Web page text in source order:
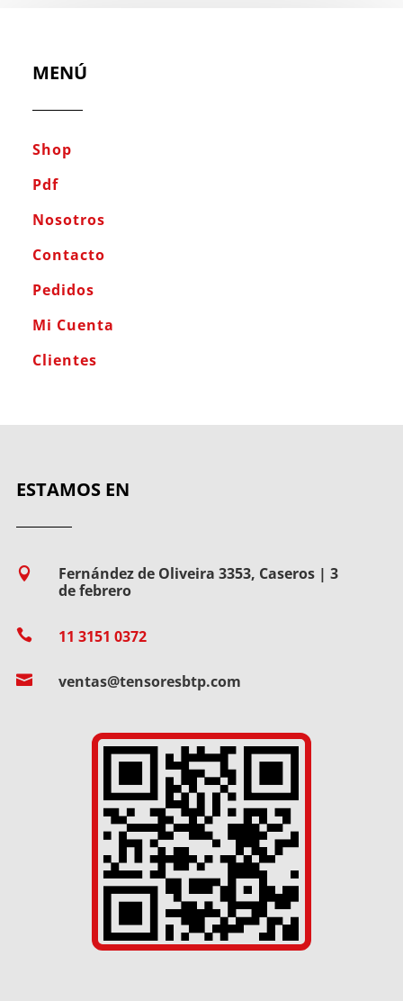
MENÚ
Shop
Pdf
Nosotros
Contacto
Pedidos
Mi Cuenta
Clientes
ESTAMOS EN

Fernández de Oliveira 3353, Caseros | 3
de febrero
 11 3151 0372
 ventas@tensoresbtp.com